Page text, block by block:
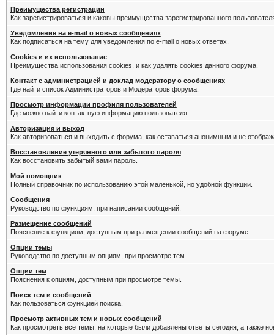
Преимущества регистрации
Как зарегистрироваться и каковы преимущества зарегистрированного
Уведомление на e-mail о новых сообщениях
Как подписаться на тему для уведомления по e-mail о новых ответах.
Cookies и их использование
Преимущества использования cookies, и как удалять cookies данного форума.
Контакт с администрацией и доклад модератору о сообщениях
Где найти список Администраторов и Модераторов форума.
Просмотр информации профиля пользователей
Где можно найти контактную информацию пользователя.
Авторизация и выход
Как авторизоваться и выходить с форума, как оставаться анонимным и не
Восстановление утерянного или забытого пароля
Как восстановить забытый вами пароль.
Мой помощник
Полный справочник по использованию этой маленькой, но удобной функции.
Сообщения
Руководство по функциям, при написании сообщений.
Размещение сообщений
Пояснение к функциям, доступным при размещении сообщений на форуме.
Опции темы
Руководство по доступным опциям, при просмотре тем.
Опции тем
Пояснения к опциям, доступным при просмотре темы.
Поиск тем и сообщений
Как пользоваться функцией поиска.
Просмотр активных тем и новых сообщений
Как просмотреть все темы, на которые были добавлены ответы сегодня, а также